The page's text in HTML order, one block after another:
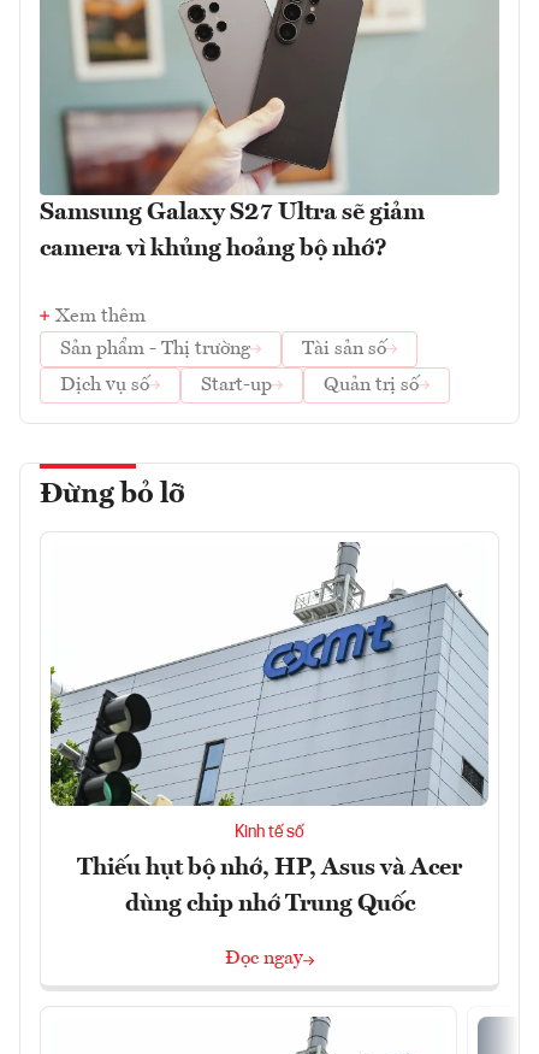
Samsung Galaxy S27 Ultra sẽ giảm
camera vì khủng hoảng bộ nhớ?
Xem thêm
Sản phẩm - Thị trường
Tài sản số
Dịch vụ số
Start-up Quản trị số
Đừng bỏ lỡ
Kinh tế số
Thiếu hụt bộ nhớ, HP, Asus và Acer
dùng chip nhớ Trung Quốc
Đọc ngay